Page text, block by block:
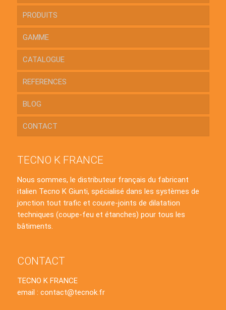
PRODUITS
GAMME
CATALOGUE
REFERENCES
BLOG
CONTACT
TECNO K FRANCE
Nous sommes, le distributeur français du fabricant
italien Tecno K Giunti, spécialisé dans les systèmes de
jonction tout trafic et couvre-joints de dilatation
techniques (coupe-feu et étanches) pour tous les
bâtiments.
CONTACT
TECNO K FRANCE
email : contact@tecnok.fr